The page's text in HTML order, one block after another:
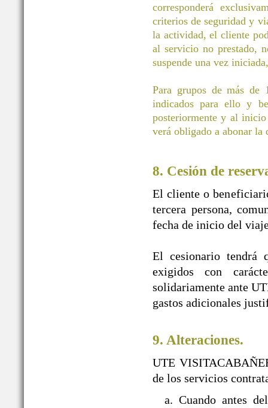
corresponderá
criterios de seguridad y
la actividad, el cliente
al servicio no prestado,
suspende una vez
Para grupos de más de
indicados para ello y
posteriormente y al
verá obligado a abonar
8. Cesión de
El cliente o
tercera persona,
fecha de inicio del
El cesionario tendrá
exigidos con
solidariamente ante
gastos adicionales
9. Alteraciones.
UTE
de los servicios
a. Cuando antes